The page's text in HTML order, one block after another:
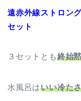
遠赤外線ストロン
セット
３セットとも終始
水風呂はいい冷た